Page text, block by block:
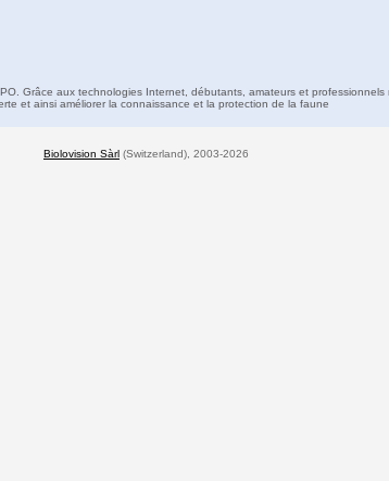
Grâce aux technologies Internet, débutants, amateurs et professionnels
et ainsi améliorer la connaissance et la protection de la faune
Biolovision Sàrl (Switzerland), 2003-2026